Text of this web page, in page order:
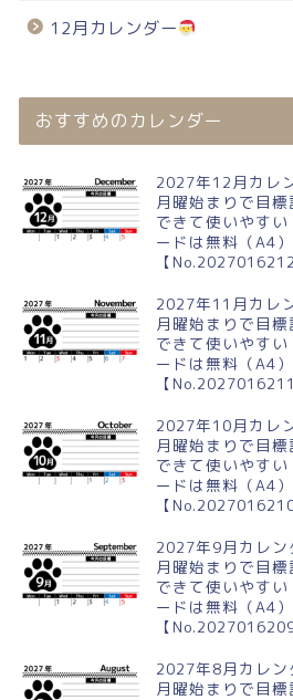
12月カレンダー
おすすめのカレンダー
2027年12月カレ
月曜始まりで目標
できて使いやすい
ードは無料（A4）
【
2027年11月カレ
月曜始まりで目標
できて使いやすい
ードは無料（A4）
【
2027年10月カレ
月曜始まりで目標
できて使いやすい
ードは無料（A4）
【
2027年9月カレン
月曜始まりで目標
できて使いやすい
ードは無料（A4）
【
2027年8月カレン
月曜始まりで目標